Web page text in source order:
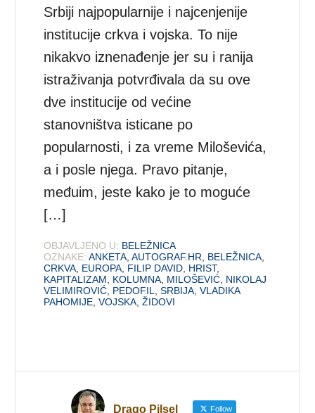
Srbiji najpopularnije i najcenjenije
institucije crkva i vojska. To nije
nikakvo iznenađenje jer su i ranija
istraživanja potvrđivala da su ove
dve institucije od većine
stanovništva isticane po
popularnosti, i za vreme Miloševića,
a i posle njega. Pravo pitanje,
međuim, jeste kako je to moguće
[…]
OBJAVLJENO U: BELEŽNICA
OZNAKE: ANKETA,AUTOGRAF.HR, BELEŽNICA,
CRKVA, EUROPA, FILIP DAVID, HRIST,
KAPITALIZAM, KOLUMNA, MILOŠEVIĆ, NIKOLAJ
VELIMIROVIĆ, PEDOFIL,SRBIJA,VLADIKA
PAHOMIJE,VOJSKA,ŽIDOVI
Drago Pilsel Follow